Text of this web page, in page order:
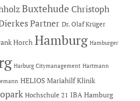
Buxtehude Christoph
Partner Dr. Olaf Krüger
Horch Hamburg Hamburger
Harburg Citymanagement Hartmann
HELIOS Mariahilf Klinik
Hochschule 21 IBA Hamburg